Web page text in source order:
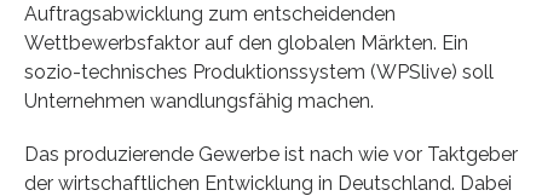
Auftragsabwicklung zum entscheidenden
Wettbewerbsfaktor auf den globalen Märkten. Ein
sozio-technisches Produktionssystem (WPSlive) soll
Unternehmen wandlungsfähig machen.
Das produzierende Gewerbe ist nach wie vor Taktgeber
der wirtschaftlichen Entwicklung in Deutschland. Dabei